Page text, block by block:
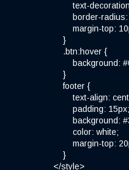
text-decoration:
border-radius:
margin-top:
}
.btn:hover {
background:
}
footer {
text-align:
padding: 15px;
background:
color: white;
margin-top:
}
</style>